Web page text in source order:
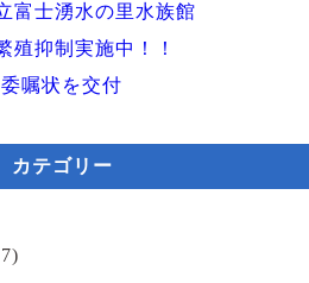
富士湧水の里水族館
殖抑制実施中！！
嘱状を交付
カテゴリー